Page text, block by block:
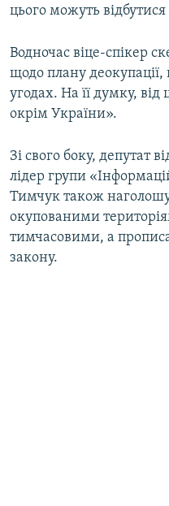
цього можуть
Водночас віце-спікер
щодо плану
угодах. На її думку,
окрім України».
Зі свого боку, депутат
лідер групи
Тимчук також
окупованими
тимчасовими, а
закону.